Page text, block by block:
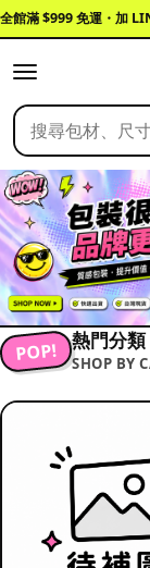
全館滿 $999 免運・加
POP! 熱門分類
SHOP BY